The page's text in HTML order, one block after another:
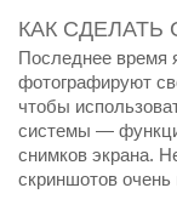
КАК СДЕЛАТЬ
Последнее время
фотографируют
чтобы
системы —
снимков экрана.
скриншотов очень